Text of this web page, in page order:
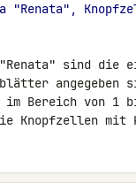
"Renata",
sind die
Bereich von 1
Knopfzellen mit